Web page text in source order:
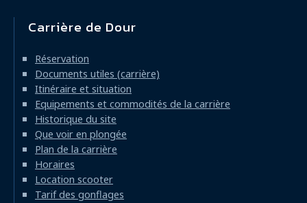
Carrière de Dour
Réservation
Documents utiles (carrière)
Itinéraire et situation
Equipements et commodités de la carrière
Historique du site
Que voir en plongée
Plan de la carrière
Horaires
Location scooter
Tarif des gonflages